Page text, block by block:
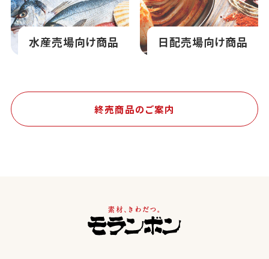
水産売場向け商品 日配売場向け商品
終売商品のご案内